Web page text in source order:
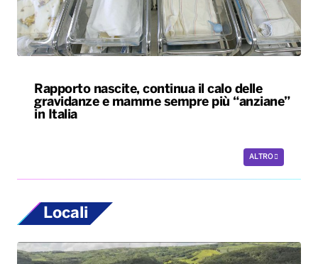
Rapporto nascite, continua il calo delle
gravidanze e mamme sempre più “anziane”
in Italia
ALTRO
Locali